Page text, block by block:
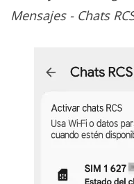
Mensajes - Chats